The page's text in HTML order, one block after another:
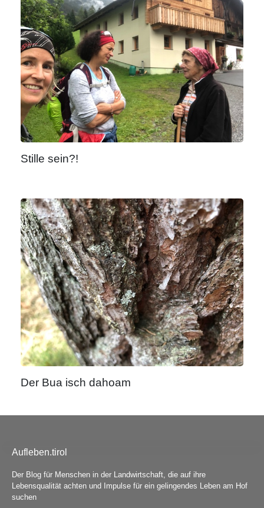
Stille sein?!
Der Bua isch dahoam
Aufleben.tirol
Der Blog für Menschen in der Landwirtschaft, die auf ihre
Lebensqualität achten und Impulse für ein gelingendes Leben am Hof
suchen